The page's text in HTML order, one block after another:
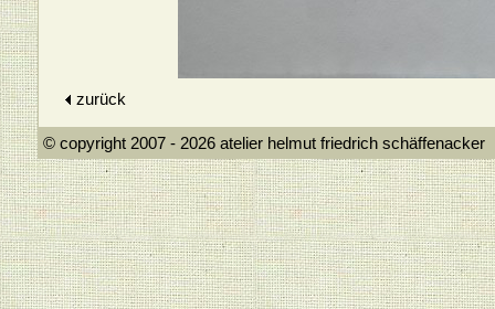
zurück
© copyright 2007 - 2026 atelier helmut